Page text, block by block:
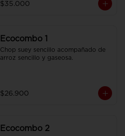
$35.000
Ecocombo 1
Chop suey sencillo acompañado de
arroz sencillo y gaseosa.
$26.900
Ecocombo 2